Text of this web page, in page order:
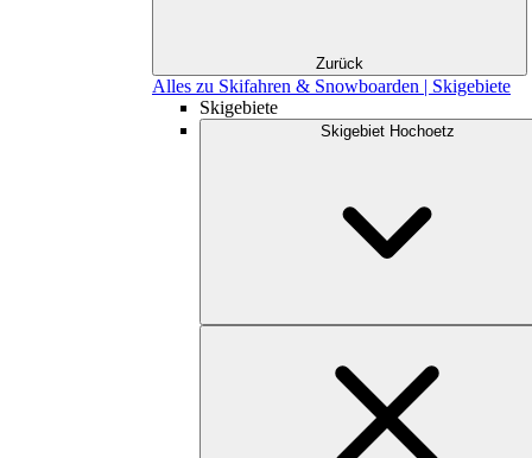
Zurück
Alles zu Skifahren & Snowboarden | Skigebiete
Skigebiete
Skigebiet Hochoetz